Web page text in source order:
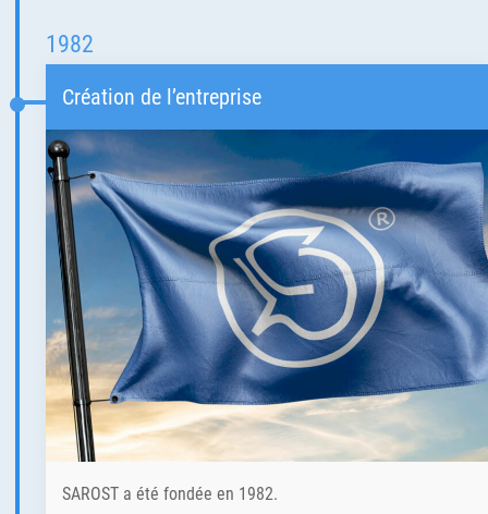
1982
Création de l’entreprise
SAROST a été fondée en 1982.